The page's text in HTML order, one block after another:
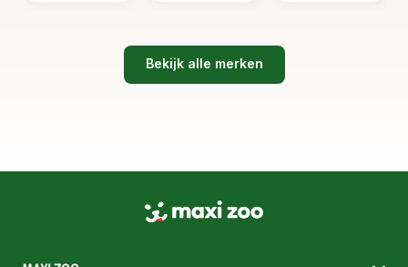
Bekijk alle merken